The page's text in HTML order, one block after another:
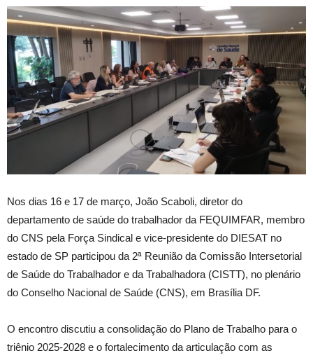
Nos dias 16 e 17 de março, João Scaboli, diretor do
departamento de saúde do trabalhador da FEQUIMFAR, membro
do CNS pela Força Sindical e vice-presidente do DIESAT no
estado de SP participou da 2ª Reunião da Comissão Intersetorial
de Saúde do Trabalhador e da Trabalhadora (CISTT), no plenário
do Conselho Nacional de Saúde (CNS), em Brasília DF.
O encontro discutiu a consolidação do Plano de Trabalho para o
triênio 2025-2028 e o fortalecimento da articulação com as